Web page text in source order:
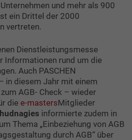
und mehr als 900
ein Drittel der 2000
vertreten.
Dienstleistungsmesse
Informationen rund um die
Auch PASCHEN
in diesem Jahr mit einem
AGB- Check – wieder
die e-mastersMitglieder
informierte zudem in
Thema „Einbeziehung von AGB
durch AGB“ über